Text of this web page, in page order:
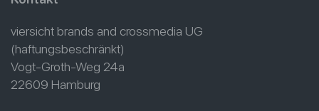
viersicht brands and crossmedia UG
(haftungsbeschränkt)
Vogt-Groth-Weg 24a
22609 Hamburg